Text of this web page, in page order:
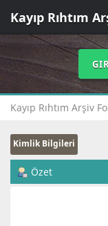
Kayıp Rıhtım
Kayıp Rıhtım Arşiv
Kimlik Bilgileri
Özet